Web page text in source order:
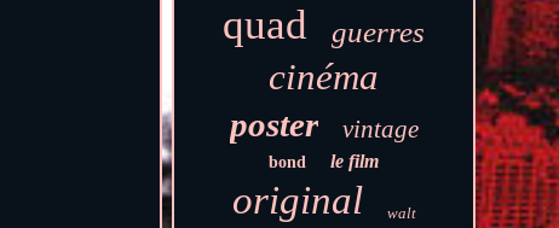
quad guerres
cinéma
poster vintage
bond le film
original walt